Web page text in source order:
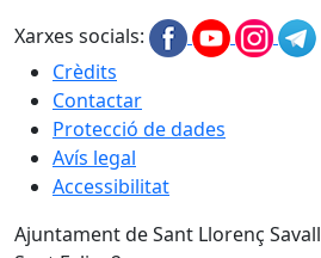
Xarxes socials:
Crèdits
Contactar
Protecció de dades
Avís legal
Accessibilitat
Ajuntament de Sant Llorenç Savall